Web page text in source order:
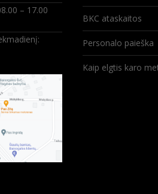
– 17.00
BKC ataskaitos
Personalo paieška
Kaip elgtis karo